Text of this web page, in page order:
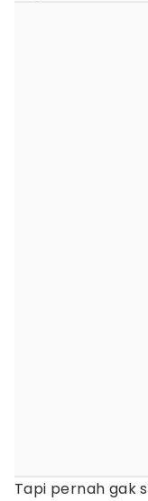
Tapi pernah gak